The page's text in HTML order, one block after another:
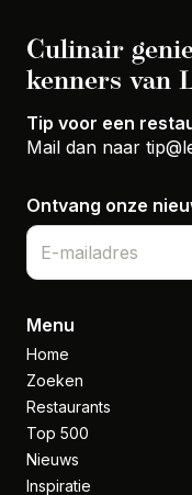
Culinair
kenners van
Tip voor een
Mail dan naar
Ontvang onze
Menu
Home
Zoeken
Restaurants
Top 500
Nieuws
Inspiratie